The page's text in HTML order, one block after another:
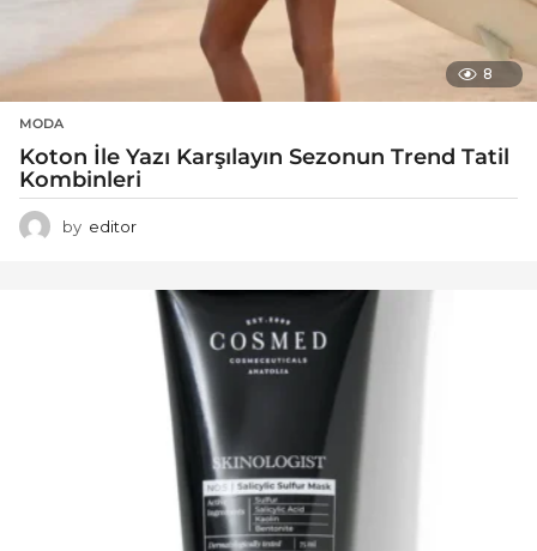
8
MODA
Koton İle Yazı Karşılayın Sezonun Trend Tatil
Kombinleri
by editor